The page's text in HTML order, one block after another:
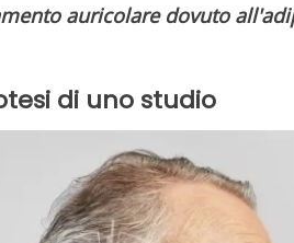
auricolare dovuto
di uno studio